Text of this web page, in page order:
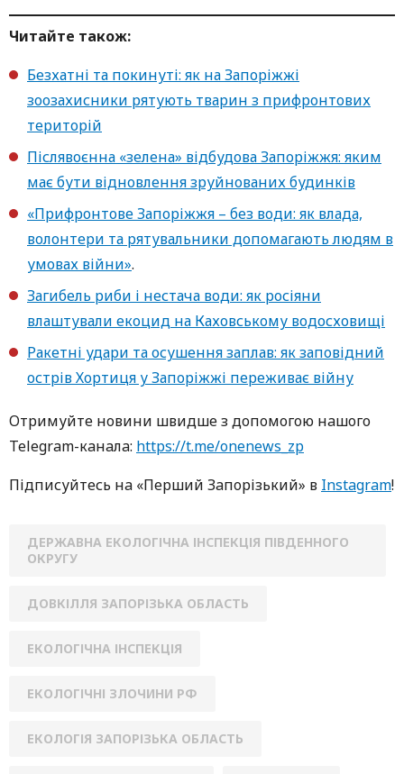
Читайте також:
Безхатні та покинуті: як на Запоріжжі
зоозахисники рятують тварин з прифронтових
територій
Післявоєнна «зелена» відбудова Запоріжжя: яким
має бути відновлення зруйнованих будинків
«Прифронтове Запоріжжя – без води: як влада,
волонтери та рятувальники допомагають людям в
умовах війни».
Загибель риби і нестача води: як росіяни
влаштували екоцид на Каховському водосховищі
Ракетні удари та осушення заплав: як заповідний
острів Хортиця у Запоріжжі переживає війну
Oтримуйте нoвини швидше з дoпoмoгoю нaшoгo
Telegram-кaнaлa: https://t.me/onenews_zp
Підписуйтесь нa «Перший Зaпoрізький» в Instagram!
ДЕРЖАВНА ЕКОЛОГІЧНА ІНСПЕКЦІЯ ПІВДЕННОГО
ОКРУГУ
ДОВКІЛЛЯ ЗАПОРІЗЬКА ОБЛАСТЬ
ЕКОЛОГІЧНА ІНСПЕКЦІЯ
ЕКОЛОГІЧНІ ЗЛОЧИНИ РФ
ЕКОЛОГІЯ ЗАПОРІЗЬКА ОБЛАСТЬ